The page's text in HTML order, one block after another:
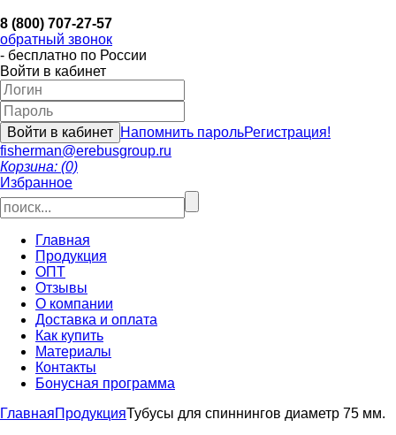
8 (800) 707-27-57
обратный звонок
- бесплатно по России
Войти в кабинет
Напомнить парольРегистрация!
fisherman@erebusgroup.ru
Корзина: (0)
Избранное
Главная
Продукция
ОПТ
Отзывы
О компании
Доставка и оплата
Как купить
Материалы
Контакты
Бонусная программа
ГлавнаяПродукцияТубусы для спиннингов диаметр 75 мм.